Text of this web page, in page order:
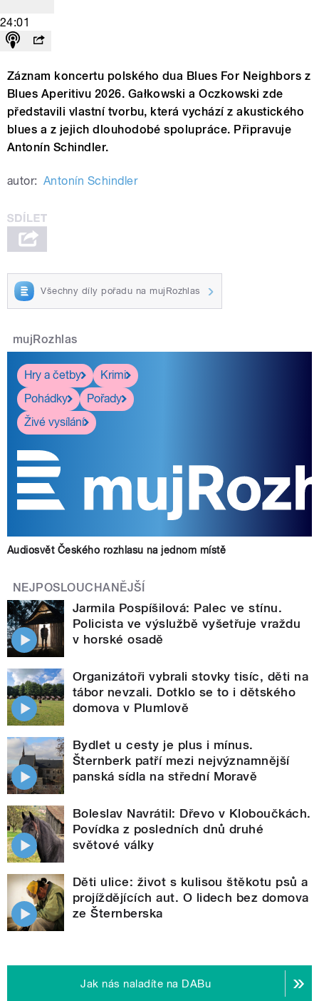
24:01
Záznam koncertu polského dua Blues For Neighbors z
Blues Aperitivu 2026. Gałkowski a Oczkowski zde
představili vlastní tvorbu, která vychází z akustického
blues a z jejich dlouhodobé spolupráce. Připravuje
Antonín Schindler.
autor: Antonín Schindler
Všechny díly pořadu na mujRozhlas
mujRozhlas
Hry a četby
Krimi
Pohádky
Pořady
Živé vysílání
Audiosvět Českého rozhlasu na jednom místě
NEJPOSLOUCHANĚJŠÍ
Jarmila Pospíšilová: Palec ve stínu.
Policista ve výslužbě vyšetřuje vraždu
v horské osadě
Organizátoři vybrali stovky tisíc, děti na
tábor nevzali. Dotklo se to i dětského
domova v Plumlově
Bydlet u cesty je plus i mínus.
Šternberk patří mezi nejvýznamnější
panská sídla na střední Moravě
Boleslav Navrátil: Dřevo v Kloboučkách.
Povídka z posledních dnů druhé
světové války
Děti ulice: život s kulisou štěkotu psů a
projíždějících aut. O lidech bez domova
ze Šternberska
Jak nás naladíte na DABu